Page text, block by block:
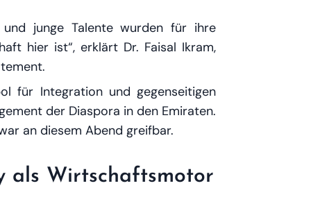
junge Talente wurden für ihre
hier ist“, erklärt Dr. Faisal Ikram,
für Integration und gegenseitigen
der Diaspora in den Emiraten.
an diesem Abend greifbar.
als Wirtschaftsmotor